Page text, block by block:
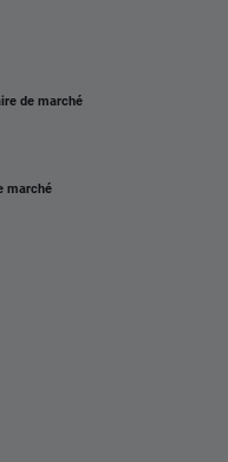
de marché
marché